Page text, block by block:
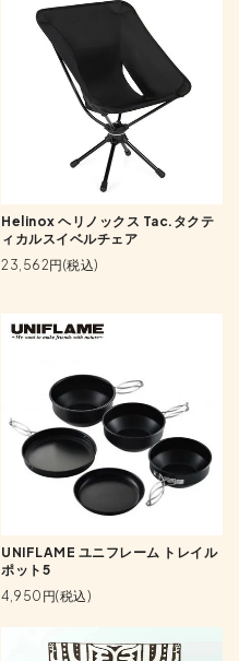
Helinox ヘリノックス Tac.タクテ
ィカルスイベルチェア
23,562円(税込)
UNIFLAME ユニフレーム トレイル
ポット5
4,950円(税込)